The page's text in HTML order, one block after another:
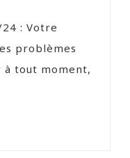
: Votre
problèmes
à tout moment,